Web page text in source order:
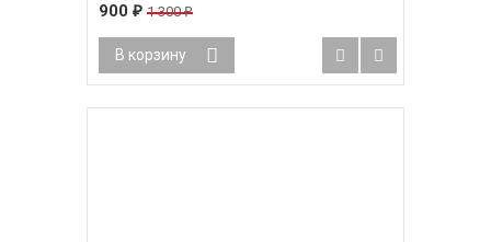
900 ₽ 1 300₽
В корзину